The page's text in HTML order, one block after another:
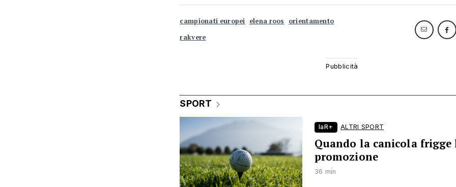
campionati europei elena roos
orientamento
rakvere
SPORT
laR+ ALTRI SPORT
Quando la canicola frigge
promozione
36 min